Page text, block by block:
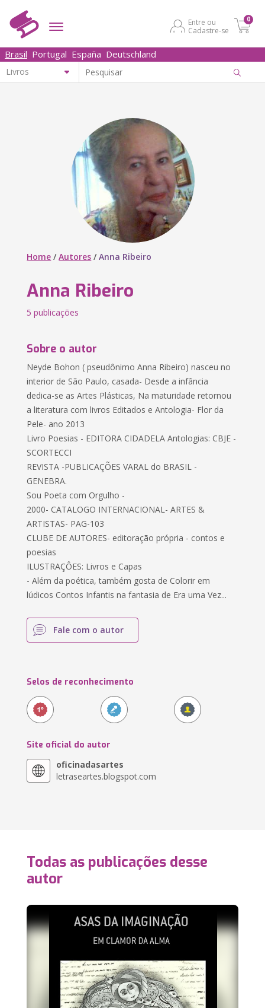
Entre ou
Cadastre-se
0
Brasil Portugal España Deutschland
Home /Autores /Anna Ribeiro
Anna Ribeiro
5 publicações
Sobre o autor
Neyde Bohon ( pseudônimo Anna Ribeiro) nasceu no
interior de São Paulo, casada- Desde a infância
dedica-se as Artes Plásticas, Na maturidade retornou
a literatura com livros Editados e Antologia- Flor da
Pele- ano 2013
Livro Poesias - EDITORA CIDADELA Antologias: CBJE -
SCORTECCI
REVISTA -PUBLICAÇÕES VARAL do BRASIL -
GENEBRA.
Sou Poeta com Orgulho -
2000- CATALOGO INTERNACIONAL- ARTES &
ARTISTAS- PAG-103
CLUBE DE AUTORES- editoração própria - contos e
poesias
ILUSTRAÇÔES: Livros e Capas
- Além da poética, também gosta de Colorir em
lúdicos Contos Infantis na fantasia de Era uma Vez...
Fale com o autor
Selos de reconhecimento
Site oficial do autor
oficinadasartes
letraseartes.blogspot.com
Todas as publicações desse
autor